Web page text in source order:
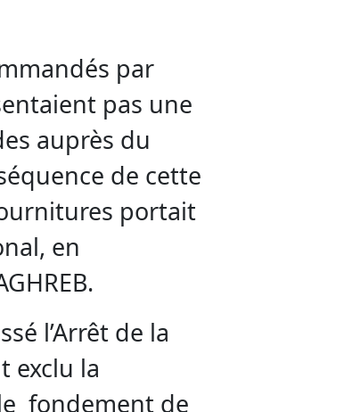
par
pas une
auprès du
de cette
portait
en
l’Arrêt de la
exclu la
fondement de